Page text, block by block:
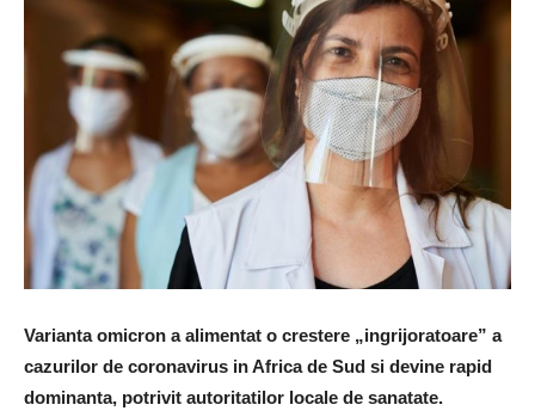
Varianta omicron a alimentat o crestere „ingrijoratoare” a
cazurilor de coronavirus in Africa de Sud si devine rapid
dominanta, potrivit autoritatilor locale de sanatate.